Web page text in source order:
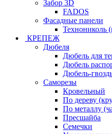
Забор 3D
FADOS
Фасадные панели
Технониколь
КРЕПЕЖ
Дюбеля
Дюбель для
Дюбель
Дюбель-
Саморезы
Кровельный
По дереву
По металлу
Пресшайба
Семечки